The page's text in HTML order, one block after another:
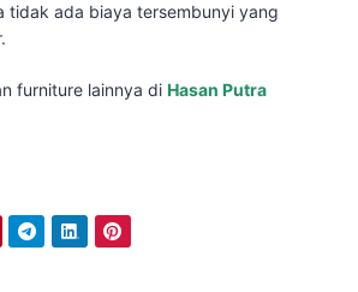
tidak ada biaya tersembunyi yang
furniture lainnya di Hasan Putra